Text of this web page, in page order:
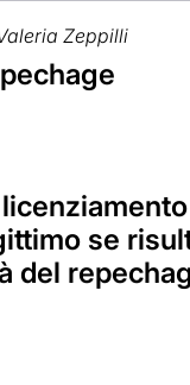
Zeppilli
se
del